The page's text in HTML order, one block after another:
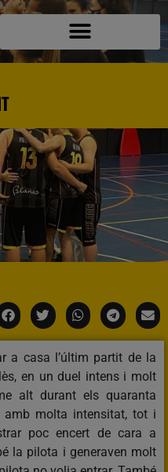
a casa l’últim partit de la
en un duel intens i molt
alt durant els quaranta
amb molta intensitat, tot i
poc encert de cara a
la pilota i generaven molt